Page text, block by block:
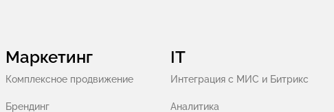
Маркетинг
Комплексное продвижение
Брендинг
IT
Интеграция с МИС и Битрикс
Аналитика